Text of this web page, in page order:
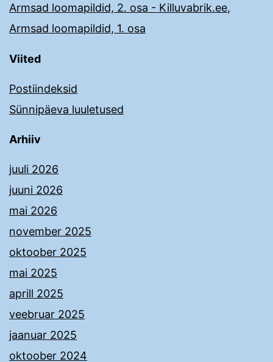
Armsad loomapildid, 2. osa - Killuvabrik.ee,
Armsad loomapildid, 1. osa
Viited
Postiindeksid
Sünnipäeva luuletused
Arhiiv
juuli 2026
juuni 2026
mai 2026
november 2025
oktoober 2025
mai 2025
aprill 2025
veebruar 2025
jaanuar 2025
oktoober 2024